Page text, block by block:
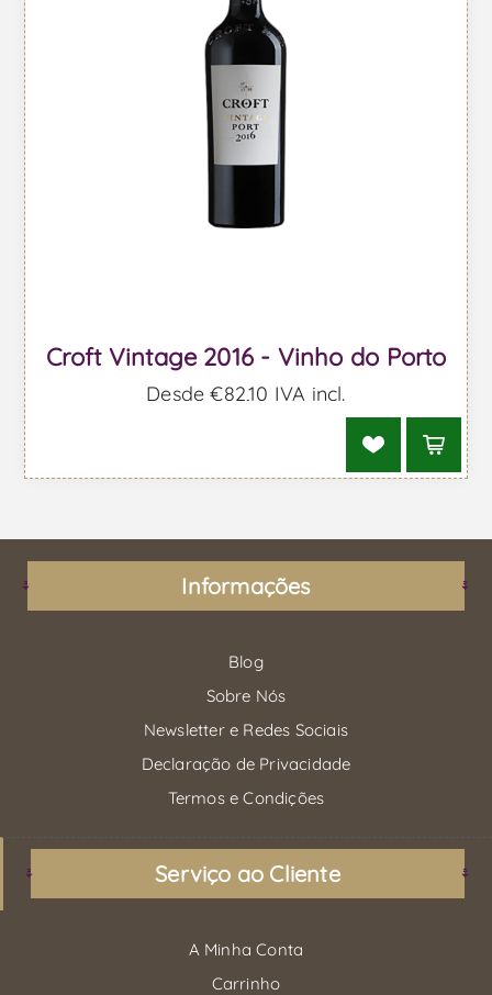
Croft Vintage 2016 - Vinho do Porto
Desde €82,10 IVA incl.
Informações
Blog
Sobre Nós
Newsletter e Redes Sociais
Declaração de Privacidade
Termos e Condições
Serviço ao Cliente
A Minha Conta
Carrinho